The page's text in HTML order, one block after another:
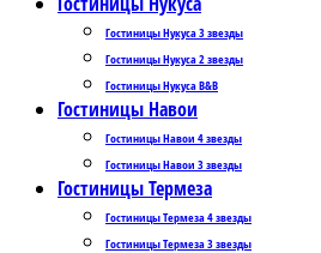
Гостиницы Нукуса 3 звезды
Гостиницы Нукуса 2 звезды
Гостиницы Нукуса B&B
Гостиницы Навои
Гостиницы Навои 4 звезды
Гостиницы Навои 3 звезды
Гостиницы Термеза
Гостиницы Термеза 4 звезды
Гостиницы Термеза 3 звезды